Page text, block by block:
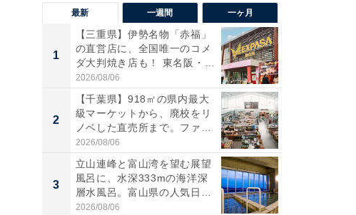
最新 一週間 一ヶ月
1
【三重県】伊勢名物「赤福」
の直営店に、全国唯一のコメ
ダ大判焼き店も！ 東名阪・
伊...
2026/08/06
2
【千葉県】918㎡の県内最大
級マーケットから、廃校をリ
ノベした直売所まで。ファ
ー...
2026/08/06
3
立山連峰と富山湾を望む展望
風呂に、水深333mの海洋深
層水風呂。富山県の人気日
帰...
2026/08/06